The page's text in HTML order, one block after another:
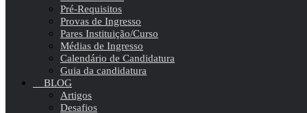
Pré-Requisitos
Provas de Ingresso
Pares Instituição/Curso
Médias de Ingresso
Calendário de Candidatura
Guia da candidatura
BLOG
Artigos
Desafios